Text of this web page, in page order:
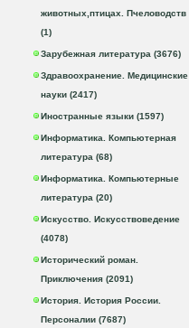
животных,птицах. Пчеловодств
(1)
Зарубежная литература (3676)
Здравоохранение. Медицинские
науки (2417)
Иностранные языки (1597)
Информатика. Компьютерная
литература (68)
Информатика. Компьютерные
литература (20)
Искусство. Искусствоведение
(4078)
Исторический роман.
Приключения (2091)
История. История России.
Персоналии (7687)